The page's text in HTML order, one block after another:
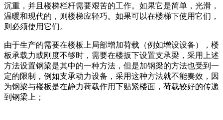
沉重，并且楼梯栏杆需要艰苦的工作。如果它是简单，光滑，
温暖和现代的，则楼梯应轻巧。如果可以在楼梯下使用它们，
则必须使用它们。
由于生产的需要在楼板上局部增加荷载（例如增设设备），楼
板承载力或刚度不够时，需要在楼扳下设置支承梁，采用上述
方法设置钢梁是其中的一种方法，但是加钢梁的方法也受到一
定的限制，例如支承动力设备，采用这种方法就不能奏效，因
为钢梁与楼板是在静力荷载作用下贴紧楼面，荷载较好的传递
到钢梁上；